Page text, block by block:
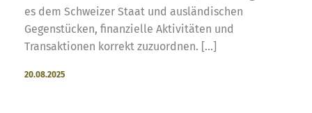
es dem Schweizer Staat und ausländischen
Gegenstücken, finanzielle Aktivitäten und
Transaktionen korrekt zuzuordnen. [...]
20.08.2025